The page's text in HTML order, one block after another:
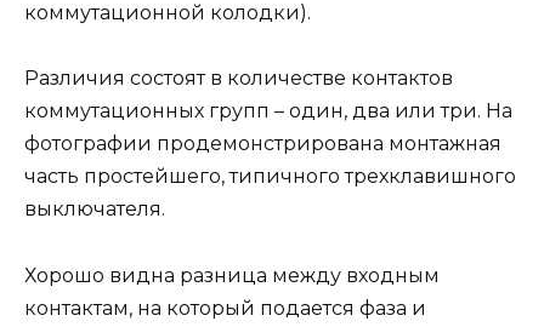
коммутационной колодки).
Различия состоят в количестве контактов
коммутационных групп – один, два или три. На
фотографии продемонстрирована монтажная
часть простейшего, типичного трехклавишного
выключателя.
Хорошо видна разница между входным
контактам, на который подается фаза и